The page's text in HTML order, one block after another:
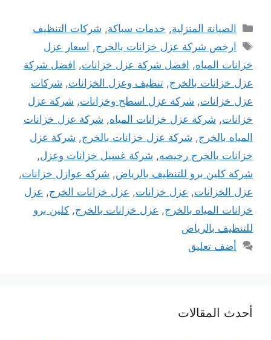
التصنيفات
الصيانة المنزلية, خدمات سباكة, شركات التنظيف
الوسوم
ارخص شركة عزل خزانات بالخرج, اسعار عزل
خزانات المياه, افضل شركة عزل خزانات, افضل شركة
عزل خزانات بالخرج, تنظيف وعزل الخزانات, شركات
عزل خزانات, شركة عزل اسطح وخزانات, شركة عزل
خزانات, شركة عزل خزانات المياه, شركة عزل خزانات
المياه بالخرج, شركة عزل خزانات بالخرج, شركة عزل
خزانات بالخرج رخيصه, شركة غسيل خزانات وعزل,
شركة كلين برو للتنظيف بالرياض, شركه عوازل خزانات,
عزل الخزانات, عزل خزانات, عزل خزانات الخرج, عزل
خزانات المياه بالخرج, عزل خزانات بالخرج, كلين برو
للتنظيف بالرياض
أضف تعليق
أحدث المقالات